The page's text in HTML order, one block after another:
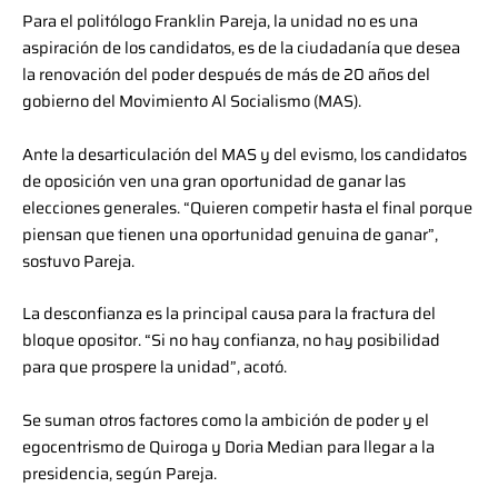
Para el politólogo Franklin Pareja, la unidad no es una
aspiración de los candidatos, es de la ciudadanía que desea
la renovación del poder después de más de 20 años del
gobierno del Movimiento Al Socialismo (MAS).
Ante la desarticulación del MAS y del evismo, los candidatos
de oposición ven una gran oportunidad de ganar las
elecciones generales. “Quieren competir hasta el final porque
piensan que tienen una oportunidad genuina de ganar”,
sostuvo Pareja.
La desconfianza es la principal causa para la fractura del
bloque opositor. “Si no hay confianza, no hay posibilidad
para que prospere la unidad”, acotó.
Se suman otros factores como la ambición de poder y el
egocentrismo de Quiroga y Doria Median para llegar a la
presidencia, según Pareja.